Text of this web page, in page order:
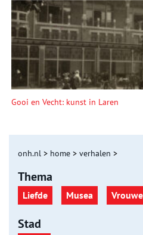
Gooi en Vecht: kunst in Laren
onh.nl > home > verhalen >
Thema
Liefde Musea
Stad